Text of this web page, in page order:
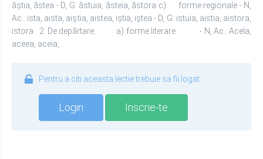
ăştia, ăstea - D, G: ăstuia, ăsteia, ăstora c) forme regionale - N,
Ac.: ista, aista, aiştia, aistea, iştia, iştea - D, G: istuia, aistia, aistora,
istora 2. De depărtare: a) forme literare - N, Ac.: Acela,
aceea, aceia, ...
Pentru a citi aceasta lectie trebuie sa fii logat
Login Inscrie-te